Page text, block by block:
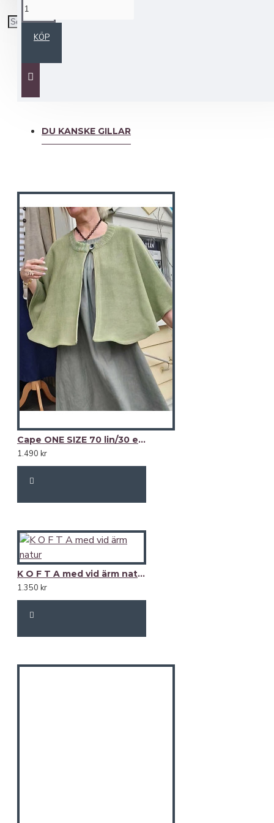
KÖP
NY! KOFTAN -LOTTIE- Natur/vit dekorkant
fickor!
kunder- önskar vad Ni vill ha.
Den faller snyggt på kroppen med hjälp av linets tyngd
(=42) på bilderna.
Tänk på att stickat i lin alltid är lite medgörligt/töjbart.
70% europeiskt lingarn / 30% ecobomull
Tillverkas på vår stickateljé i Baltikum.
Finns i färgerna: natur/vit dekorkant, enfärgad klarblå
PLAGGETS STORLEK:
B Y S T | L Ä N G D B A K
XS:
S: 103 cm | 80 cm
M: 106 cm | 83 cm
L: 111 cm | 83 cm
XL: 116 cm | 85 cm
XXL: 121 cm | 85 cm
DU KANSKE GILLAR
Cape ONE SIZE 70 lin/30 ecobomull -välj färg-
1.490 kr
K O F T A med vid ärm natur
1.350 kr